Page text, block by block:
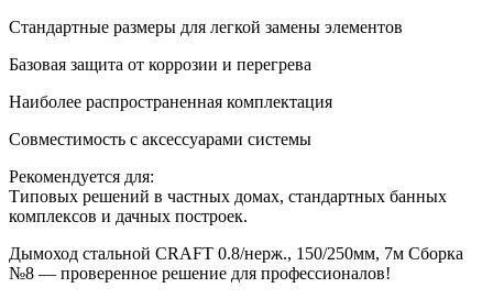
Стандартные размеры для легкой замены элементов
Базовая защита от коррозии и перегрева
Наиболее распространенная комплектация
Совместимость с аксессуарами системы
Рекомендуется для:
Типовых решений в частных домах, стандартных банных
комплексов и дачных построек.
Дымоход стальной CRAFT 0.8/нерж., 150/250мм, 7м Сборка
№8 — проверенное решение для профессионалов!